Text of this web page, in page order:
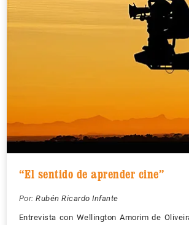
“El sentido de aprender cine”
Por: Rubén Ricardo Infante
Entrevista con Wellington Amorim de